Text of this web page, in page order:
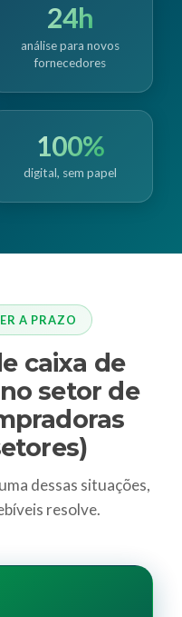
24h
análise para novos
fornecedores
100%
digital, sem papel
A PRAZO
caixa de
setor de
dessas situações,
resolve.